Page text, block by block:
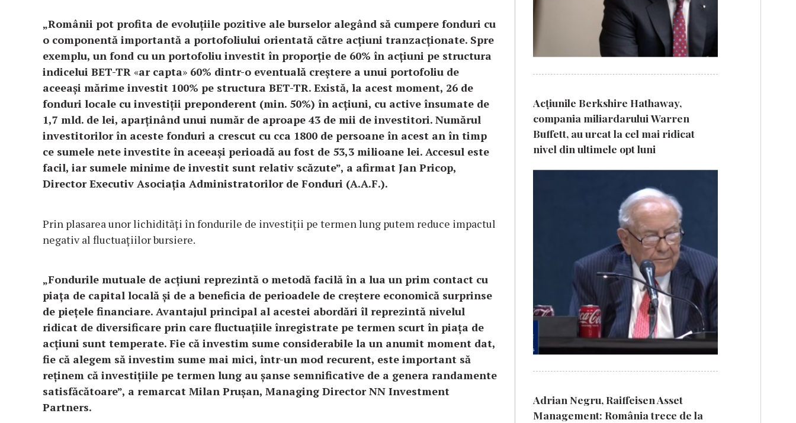
„Românii pot profita de evoluțiile pozitive ale burselor alegând să cumpere fonduri cu
o componentă importantă a portofoliului orientată către acțiuni tranzacționate. Spre
exemplu, un fond cu un portofoliu investit în proporție de 60% în acțiuni pe structura
indicelui BET-TR «ar capta» 60% dintr-o eventuală creștere a unui portofoliu de
aceeași mărime investit 100% pe structura BET-TR. Există, la acest moment, 26 de
fonduri locale cu investiții preponderent (min. 50%) în acțiuni, cu active însumate de
1,7 mld. de lei, aparținând unui număr de aproape 43 de mii de investitori. Numărul
investitorilor în aceste fonduri a crescut cu cca 1800 de persoane în acest an în timp
ce sumele nete investite în aceeași perioadă au fost de 53,3 milioane lei. Accesul este
facil, iar sumele minime de investit sunt relativ scăzute”, a afirmat Jan Pricop,
Director Executiv Asociația Administratorilor de Fonduri (A.A.F.).
Prin plasarea unor lichidități în fondurile de investiții pe termen lung putem reduce impactul
negativ al fluctuațiilor bursiere.
„Fondurile mutuale de acțiuni reprezintă o metodă facilă în a lua un prim contact cu
piața de capital locală și de a beneficia de perioadele de creștere economică surprinse
de piețele financiare. Avantajul principal al acestei abordări îl reprezintă nivelul
ridicat de diversificare prin care fluctuațiile înregistrate pe termen scurt în piața de
acțiuni sunt temperate. Fie că investim sume considerabile la un anumit moment dat,
fie că alegem să investim sume mai mici, într-un mod recurent, este important să
reținem că investițiile pe termen lung au șanse semnificative de a genera randamente
satisfăcătoare”, a remarcat Milan Prușan, Managing Director NN Investment
Partners.
Acțiunile Berkshire Hathaway,
compania miliardarului Warren
Buffett, au urcat la cel mai ridicat
nivel din ultimele opt luni
Adrian Negru, Raiffeisen Asset
Management: România trece de la